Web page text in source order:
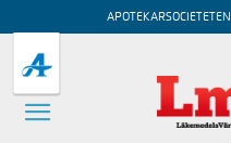
APOTEKARSOCIETETEN